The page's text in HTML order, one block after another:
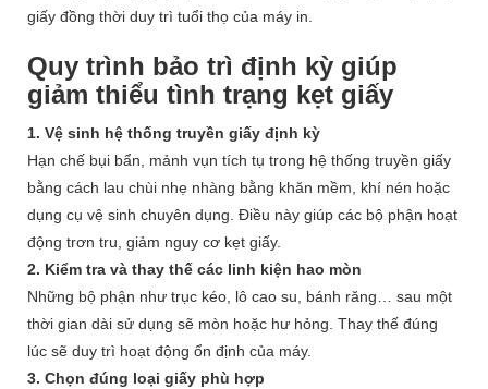
giấy đồng thời duy trì tuổi thọ của máy in.
Quy trình bảo trì định kỳ giúp
giảm thiểu tình trạng kẹt giấy
1. Vệ sinh hệ thống truyền giấy định kỳ
Hạn chế bụi bẩn, mảnh vụn tích tụ trong hệ thống truyền giấy
bằng cách lau chùi nhẹ nhàng bằng khăn mềm, khí nén hoặc
dụng cụ vệ sinh chuyên dụng. Điều này giúp các bộ phận hoạt
động trơn tru, giảm nguy cơ kẹt giấy.
2. Kiểm tra và thay thế các linh kiện hao mòn
Những bộ phận như trục kéo, lô cao su, bánh răng… sau một
thời gian dài sử dụng sẽ mòn hoặc hư hỏng. Thay thế đúng
lúc sẽ duy trì hoạt động ổn định của máy.
3. Chọn đúng loại giấy phù hợp